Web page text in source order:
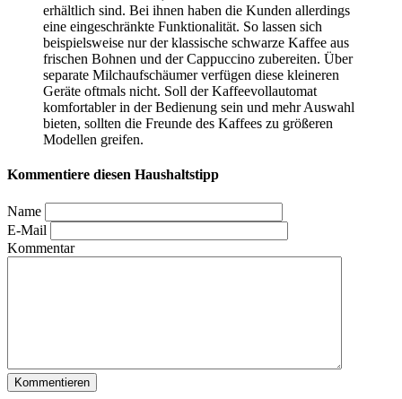
erhältlich sind. Bei ihnen haben die Kunden allerdings
eine eingeschränkte Funktionalität. So lassen sich
beispielsweise nur der klassische schwarze Kaffee aus
frischen Bohnen und der Cappuccino zubereiten. Über
separate Milchaufschäumer verfügen diese kleineren
Geräte oftmals nicht. Soll der Kaffeevollautomat
komfortabler in der Bedienung sein und mehr Auswahl
bieten, sollten die Freunde des Kaffees zu größeren
Modellen greifen.
Kommentiere diesen Haushaltstipp
Name
E-Mail
Kommentar